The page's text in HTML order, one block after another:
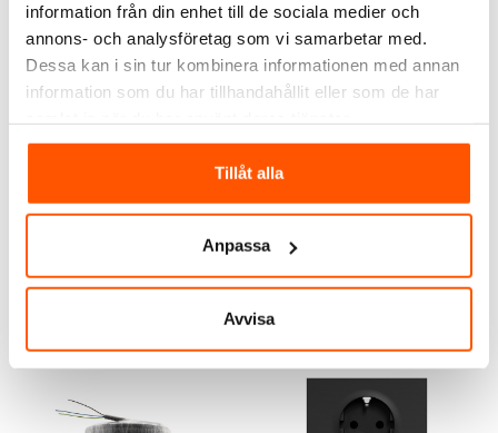
information från din enhet till de sociala medier och
annons- och analysföretag som vi samarbetar med.
Dessa kan i sin tur kombinera informationen med annan
information som du har tillhandahållit eller som de har
Tillåt alla
Anpassa
Avvisa
Elko Flexi+ Apparatdosa
Låg 4x16/20 Regelfäste
ELKO
56,00 kr
LÄGG I VARUKORG
Elko Flexi+ Apparatdosa
Enkelgips
ELKO
29,00 kr
4 av 4 varianter i webblager
ANDRA KUNDER KÖPTE ÄVEN